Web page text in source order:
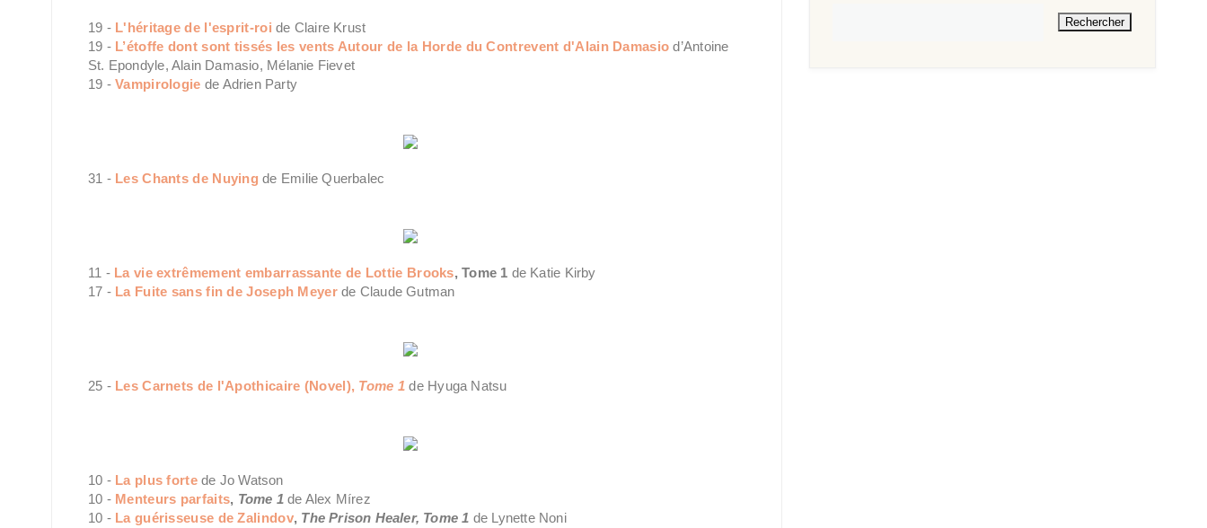
19 - L'héritage de l'esprit-roi de Claire Krust
19 - L’étoffe dont sont tissés les vents Autour de la Horde du Contrevent d'Alain Damasio d’Antoine
St. Epondyle, Alain Damasio, Mélanie Fievet
19 -Vampirologie de Adrien Party
31 - Les Chants de Nuying de Emilie Querbalec
11 - La vie extrêmement embarrassante de Lottie Brooks, Tome 1 de Katie Kirby
17 - La Fuite sans fin de Joseph Meyer de Claude Gutman
25 - Les Carnets de l'Apothicaire (Novel), Tome 1 de Hyuga Natsu
10 - La plus forte de Jo Watson
10 - Menteurs parfaits, Tome 1de Alex Mírez
10 - La guérisseuse de Zalindov, The Prison Healer, Tome 1 de Lynette Noni